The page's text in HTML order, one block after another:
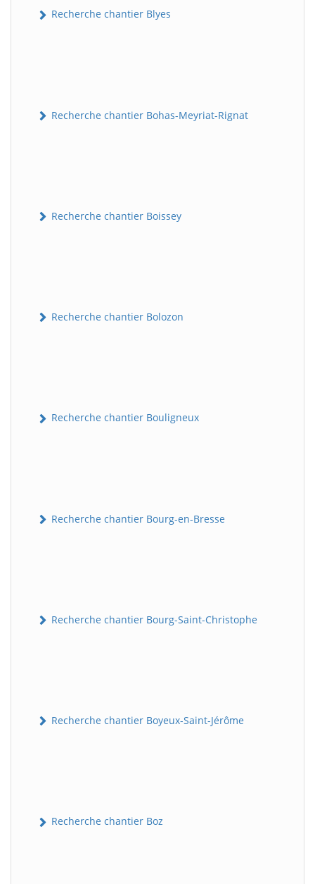
Recherche chantier Blyes
Recherche chantier Bohas-Meyriat-Rignat
Recherche chantier Boissey
Recherche chantier Bolozon
Recherche chantier Bouligneux
Recherche chantier Bourg-en-Bresse
Recherche chantier Bourg-Saint-Christophe
Recherche chantier Boyeux-Saint-Jérôme
Recherche chantier Boz